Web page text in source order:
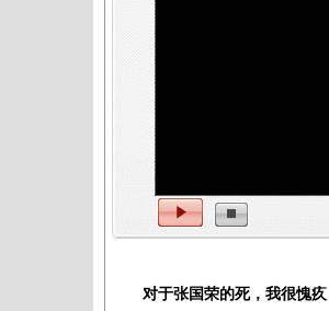
对于张国荣的死，我很愧疚